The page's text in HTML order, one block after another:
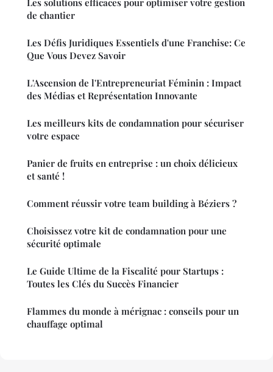
Les solutions efficaces pour optimiser votre gestion
de chantier
Les Défis Juridiques Essentiels d'une Franchise: Ce
Que Vous Devez Savoir
L'Ascension de l'Entrepreneuriat Féminin : Impact
des Médias et Représentation Innovante
Les meilleurs kits de condamnation pour sécuriser
votre espace
Panier de fruits en entreprise : un choix délicieux
et santé !
Comment réussir votre team building à Béziers ?
Choisissez votre kit de condamnation pour une
sécurité optimale
Le Guide Ultime de la Fiscalité pour Startups :
Toutes les Clés du Succès Financier
Flammes du monde à mérignac : conseils pour un
chauffage optimal